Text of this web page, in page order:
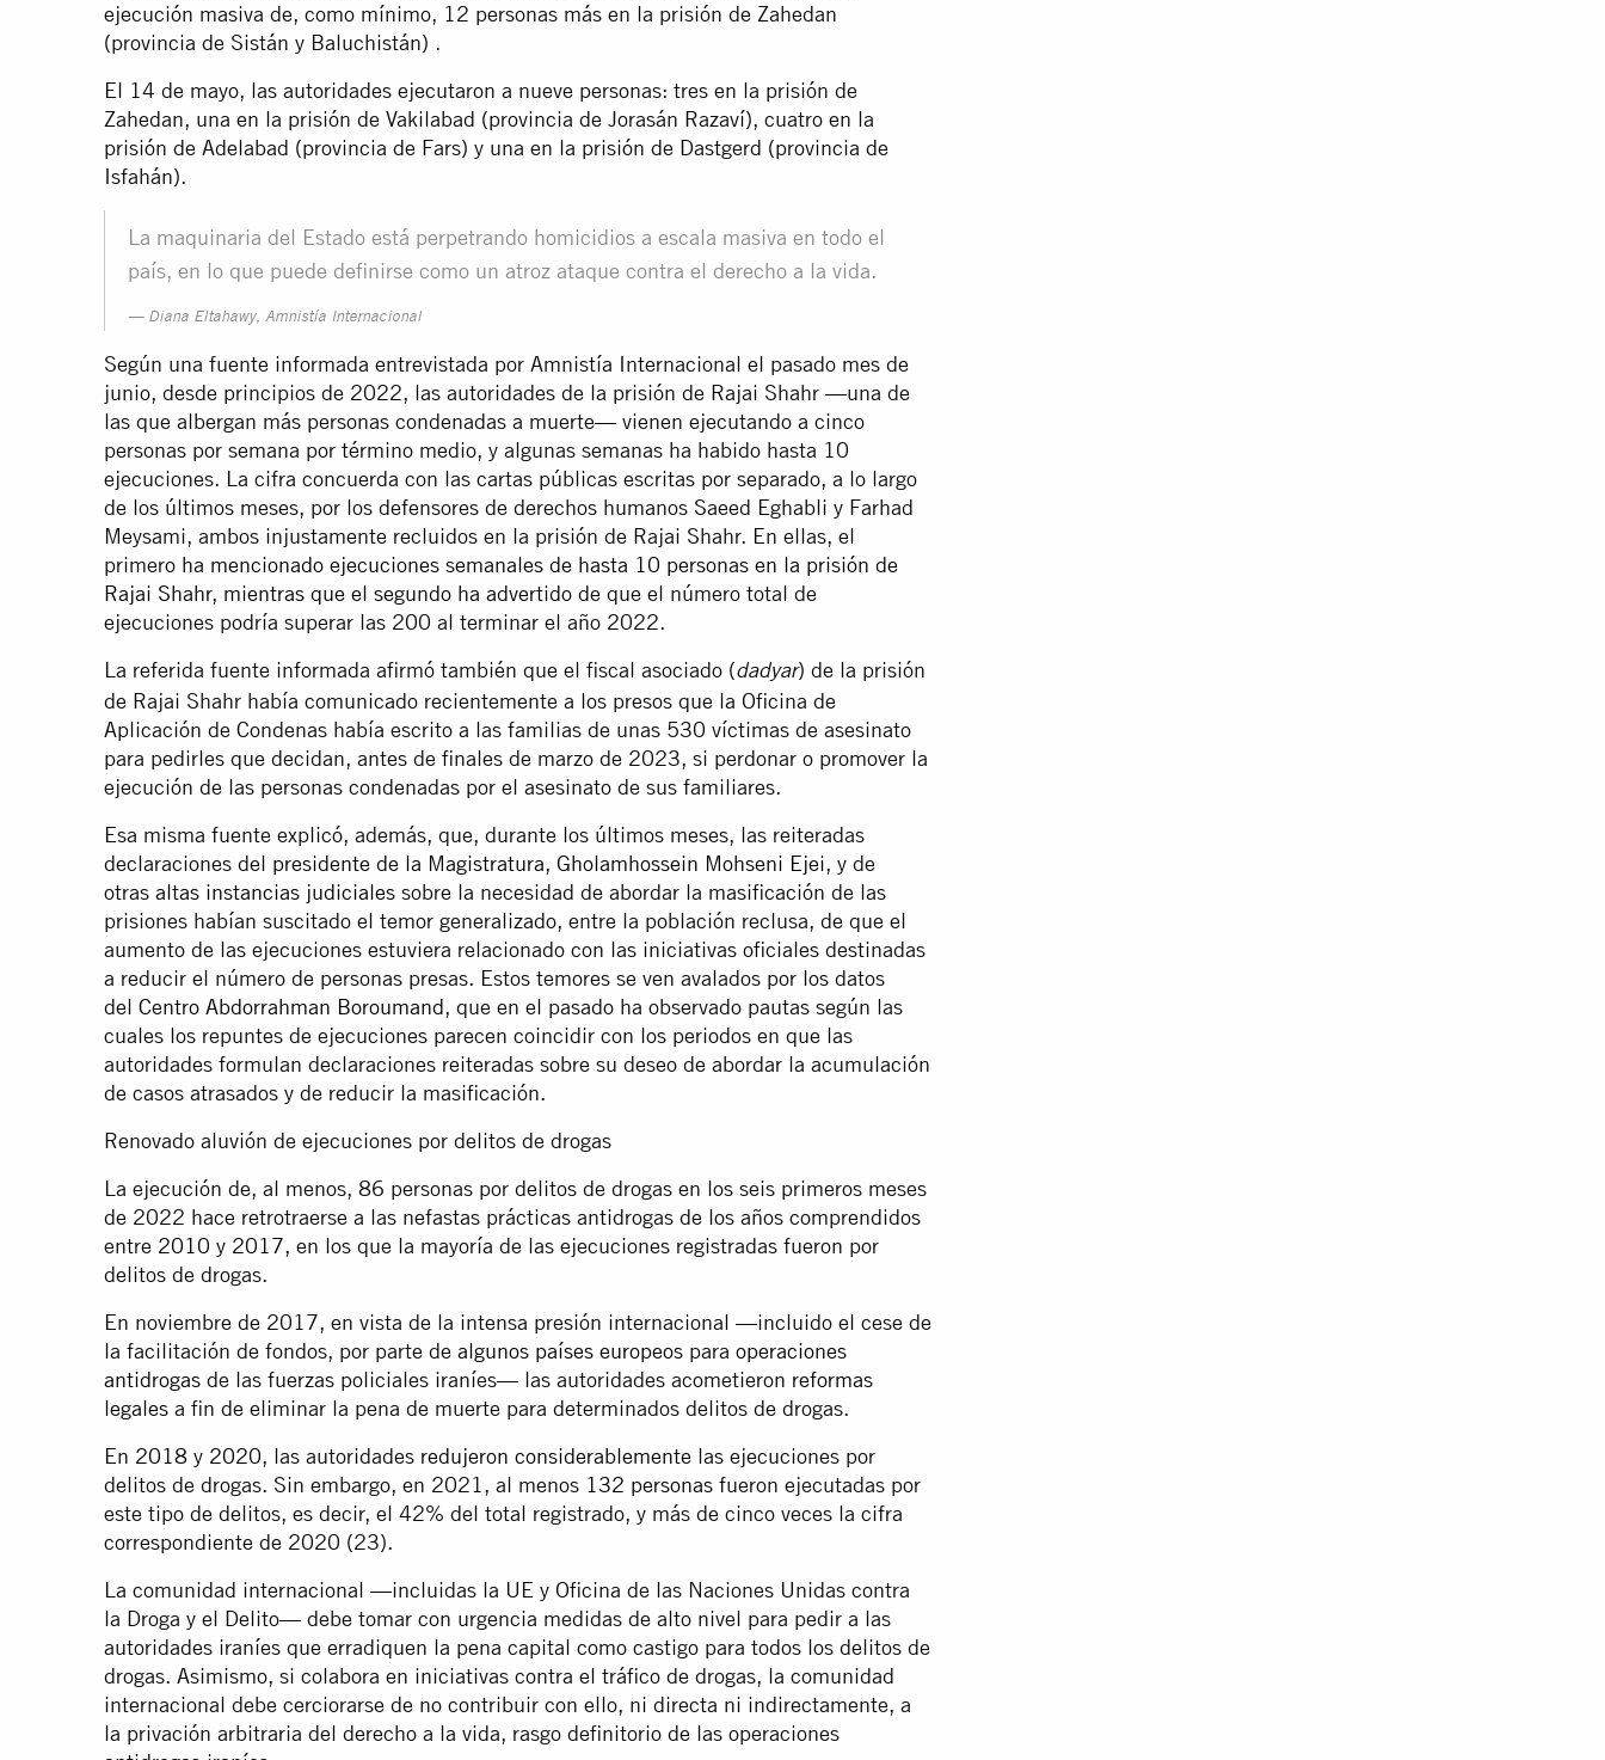
ejecución masiva de, como mínimo, 12 personas más en la prisión de Zahedan
(provincia de Sistán y Baluchistán) .
El 14 de mayo, las autoridades ejecutaron a nueve personas: tres en la prisión de
Zahedan, una en la prisión de Vakilabad (provincia de Jorasán Razaví), cuatro en la
prisión de Adelabad (provincia de Fars) y una en la prisión de Dastgerd (provincia de
Isfahán).
La maquinaria del Estado está perpetrando homicidios a escala masiva en todo el
país, en lo que puede definirse como un atroz ataque contra el derecho a la vida.
Diana Eltahawy, Amnistía Internacional
Según una fuente informada entrevistada por Amnistía Internacional el pasado mes de
junio, desde principios de 2022, las autoridades de la prisión de Rajai Shahr —una de
las que albergan más personas condenadas a muerte— vienen ejecutando a cinco
personas por semana por término medio, y algunas semanas ha habido hasta 10
ejecuciones. La cifra concuerda con las cartas públicas escritas por separado, a lo largo
de los últimos meses, por los defensores de derechos humanos Saeed Eghabli y Farhad
Meysami, ambos injustamente recluidos en la prisión de Rajai Shahr. En ellas, el
primero ha mencionado ejecuciones semanales de hasta 10 personas en la prisión de
Rajai Shahr, mientras que el segundo ha advertido de que el número total de
ejecuciones podría superar las 200 al terminar el año 2022.
La referida fuente informada afirmó también que el fiscal asociado (dadyar) de la prisión
de Rajai Shahr había comunicado recientemente a los presos que la Oficina de
Aplicación de Condenas había escrito a las familias de unas 530 víctimas de asesinato
para pedirles que decidan, antes de finales de marzo de 2023, si perdonar o promover la
ejecución de las personas condenadas por el asesinato de sus familiares.
Esa misma fuente explicó, además, que, durante los últimos meses, las reiteradas
declaraciones del presidente de la Magistratura, Gholamhossein Mohseni Ejei, y de
otras altas instancias judiciales sobre la necesidad de abordar la masificación de las
prisiones habían suscitado el temor generalizado, entre la población reclusa, de que el
aumento de las ejecuciones estuviera relacionado con las iniciativas oficiales destinadas
a reducir el número de personas presas. Estos temores se ven avalados por los datos
del Centro Abdorrahman Boroumand, que en el pasado ha observado pautas según las
cuales los repuntes de ejecuciones parecen coincidir con los periodos en que las
autoridades formulan declaraciones reiteradas sobre su deseo de abordar la acumulación
de casos atrasados y de reducir la masificación.
Renovado aluvión de ejecuciones por delitos de drogas
La ejecución de, al menos, 86 personas por delitos de drogas en los seis primeros meses
de 2022 hace retrotraerse a las nefastas prácticas antidrogas de los años comprendidos
entre 2010 y 2017, en los que la mayoría de las ejecuciones registradas fueron por
delitos de drogas.
En noviembre de 2017, en vista de la intensa presión internacional —incluido el cese de
la facilitación de fondos, por parte de algunos países europeos para operaciones
antidrogas de las fuerzas policiales iraníes— las autoridades acometieron reformas
legales a fin de eliminar la pena de muerte para determinados delitos de drogas.
En 2018 y 2020, las autoridades redujeron considerablemente las ejecuciones por
delitos de drogas. Sin embargo, en 2021, al menos 132 personas fueron ejecutadas por
este tipo de delitos, es decir, el 42% del total registrado, y más de cinco veces la cifra
correspondiente de 2020 (23).
La comunidad internacional —incluidas la UE y Oficina de las Naciones Unidas contra
la Droga y el Delito— debe tomar con urgencia medidas de alto nivel para pedir a las
autoridades iraníes que erradiquen la pena capital como castigo para todos los delitos de
drogas. Asimismo, si colabora en iniciativas contra el tráfico de drogas, la comunidad
internacional debe cerciorarse de no contribuir con ello, ni directa ni indirectamente, a
la privación arbitraria del derecho a la vida, rasgo definitorio de las operaciones